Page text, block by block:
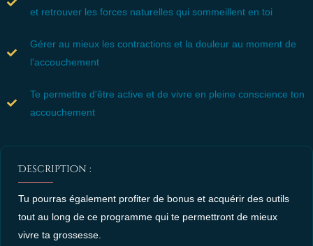
et retrouver les forces naturelles qui sommeillent en toi
Gérer au mieux les contractions et la douleur au moment de
l'accouchement
Te permettre d'être active et de vivre en pleine conscience ton
accouchement
Description :
Tu pourras également profiter de bonus et acquérir des outils
tout au long de ce programme qui te permettront de mieux
vivre ta grossesse.